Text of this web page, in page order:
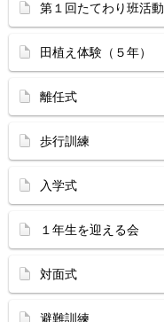
第１回たてわり班活動
田植え体験（５年）
離任式
歩行訓練
入学式
１年生を迎える会
対面式
避難訓練